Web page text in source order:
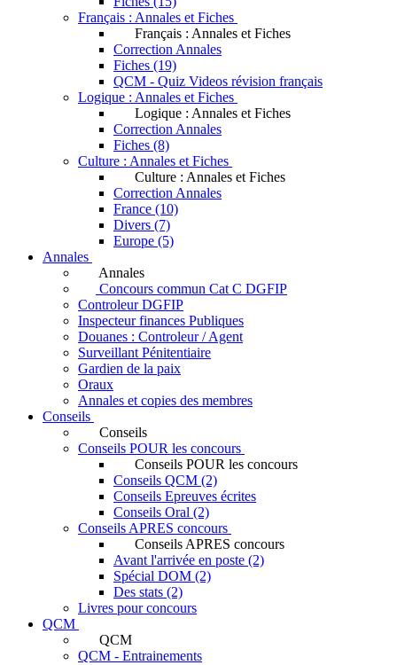
Français : Annales et Fiches
Français : Annales et Fiches
Correction Annales
Fiches (19)
QCM - Quiz Videos révision français
Logique : Annales et Fiches
Logique : Annales et Fiches
Correction Annales
Fiches (8)
Culture : Annales et Fiches
Culture : Annales et Fiches
Correction Annales
France (10)
Divers (7)
Europe (5)
Annales
Annales
Concours commun Cat C DGFIP
Controleur DGFIP
Inspecteur finances Publiques
Douanes : Controleur / Agent
Surveillant Pénitentiaire
Gardien de la paix
Oraux
Annales et copies des membres
Conseils
Conseils
Conseils POUR les concours
Conseils POUR les concours
Conseils QCM (2)
Conseils Epreuves écrites
Conseils Oral (2)
Conseils APRES concours
Conseils APRES concours
Avant l'arrivée en poste (2)
Spécial DOM (2)
Des stats (2)
Livres pour concours
QCM
QCM
QCM - Entrainements